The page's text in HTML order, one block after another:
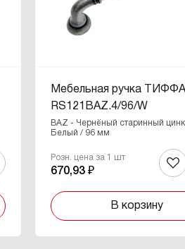
Мебельная ручка
RS121BAZ.4/96/W
BAZ - Чернёный старинный
Белый / 96 мм
Розн. цена за 1 шт
670,93 ₽
В корзину